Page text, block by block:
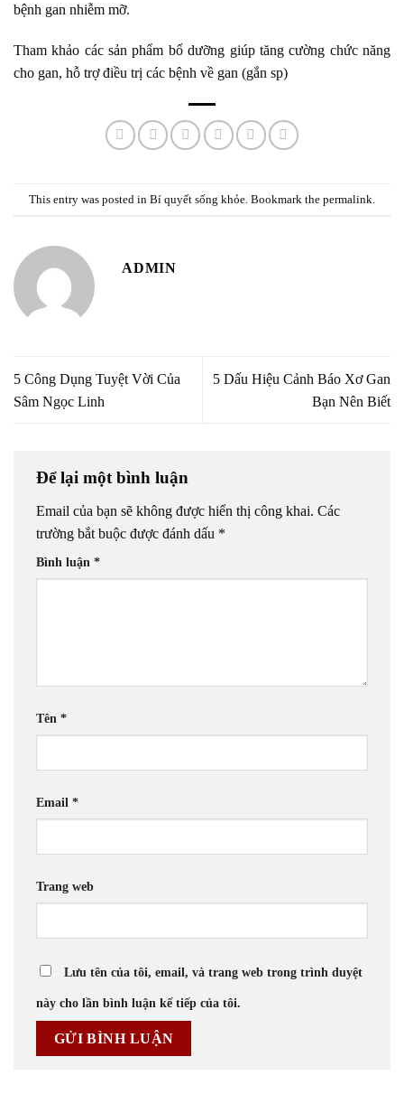
bệnh gan nhiễm mỡ.
Tham khảo các sản phẩm bổ dưỡng giúp tăng cường chức năng
cho gan, hỗ trợ điều trị các bệnh về gan (gắn sp)
This entry was posted in Bí quyết sống khỏe . Bookmark the permalink
ADMIN
5 Công Dụng Tuyệt Vời Của
Sâm Ngọc Linh
5 Dấu Hiệu Cảnh Báo Xơ Gan
Bạn Nên Biết
Để lại một bình luận
Email của bạn sẽ không được hiển thị công khai. Các
trường bắt buộc được đánh dấu *
Bình luận *
Tên *
Email *
Trang web
Lưu tên của tôi, email, và trang web trong trình duyệt
này cho lần bình luận kế tiếp của tôi.